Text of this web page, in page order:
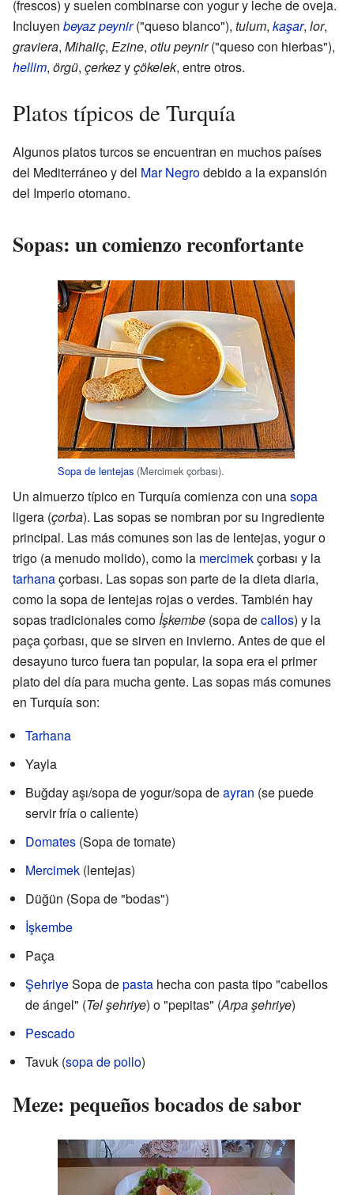
(frescos) y suelen combinarse con yogur y leche de oveja.
Incluyen beyaz peynir("queso blanco"), tulum, kaşar, lor,
graviera, Mihaliç, Ezine, otlu peynir("queso con hierbas"),
hellim, örgü, çerkezyçökelek, entre otros.
Platos típicos de Turquía
Algunos platos turcos se encuentran en muchos países
del Mediterráneo y del Mar Negrodebido a la expansión
del Imperio otomano.
Sopas: un comienzo reconfortante
Sopa de lentejas (Mercimek çorbası).
Un almuerzo típico en Turquía comienza con unasopa
ligera (çorba). Las sopas se nombran por su ingrediente
principal. Las más comunes son las de lentejas, yogur o
trigo (a menudo molido), como la mercimekçorbası y la
tarhanaçorbası. Las sopas son parte de la dieta diaria,
como la sopa de lentejas rojas o verdes. También hay
sopas tradicionales como İşkembe (sopa decallos) y la
paça çorbası, que se sirven en invierno. Antes de que el
desayuno turco fuera tan popular, la sopa era el primer
plato del día para mucha gente. Las sopas más comunes
en Turquía son:
Tarhana
Yayla
Buğday aşı/sopa de yogur/sopa deayran (se puede
servir fría o caliente)
Domates (Sopa de tomate)
Mercimek (lentejas)
Düğün (Sopa de "bodas")
İşkembe
Paça
ŞehriyeSopa depasta hecha con pasta tipo "cabellos
de ángel" (Tel şehriye) o "pepitas" (Arpa şehriye)
Pescado
Tavuk (sopa de pollo)
Meze: pequeños bocados de sabor